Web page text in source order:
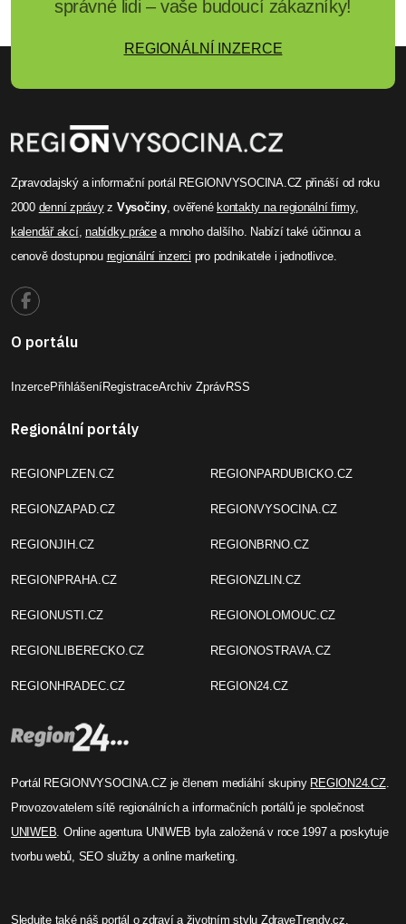
správné lidi – vaše budoucí zákazníky!
REGIONÁLNÍ INZERCE
Zpravodajský a informační portál REGIONVYSOCINA.CZ přináší od roku
2000 denní zprávyz Vysočiny, ověřené kontakty na regionální firmy,
kalendář akcí,nabídky prácea mnoho dalšího. Nabízí také účinnou a
cenově dostupnou regionální inzerci pro podnikatele i jednotlivce.
O portálu
InzercePřihlášeníRegistraceArchiv ZprávRSS
Regionální portály
REGIONPLZEN.CZ
REGIONZAPAD.CZ
REGIONJIH.CZ
REGIONPRAHA.CZ
REGIONUSTI.CZ
REGIONLIBERECKO.CZ
REGIONHRADEC.CZ
REGIONPARDUBICKO.CZ
REGIONVYSOCINA.CZ
REGIONBRNO.CZ
REGIONZLIN.CZ
REGIONOLOMOUC.CZ
REGIONOSTRAVA.CZ
REGION24.CZ
Portál REGIONVYSOCINA.CZ je členem mediální skupiny REGION24.CZ.
Provozovatelem sítě regionálních a informačních portálů je společnost
UNIWEB. Online agentura UNIWEB byla založená v roce 1997 a poskytuje
tvorbu webů, SEO služby a online marketing.
Sledujte také nášportál o zdravía životním stylu ZdraveTrendy.cz.